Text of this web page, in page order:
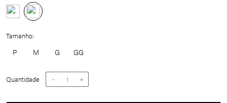
Tamanho
G GG
M
P
Quantidade ＋
－